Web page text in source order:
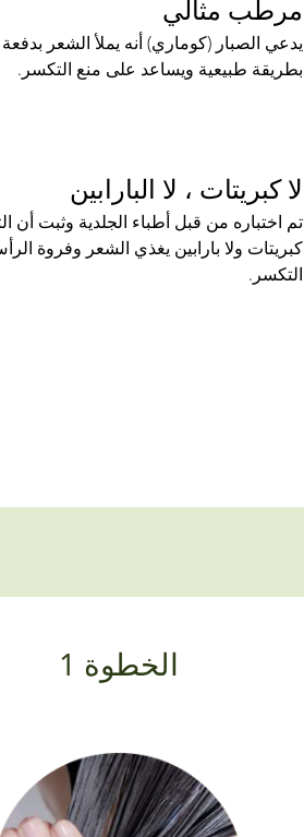
مرطب مثالي
يدعي الصبار (كوماري) أنه يملأ الشعر
بطريقة طبيعية ويساعد على منع التكسر.
لا كبريتات ، لا البارابين
تم اختباره من قبل أطباء الجلدية وثبت أن
كبريتات ولا بارابين يغذي الشعر وفروة
التكسر.
الخطوة 1